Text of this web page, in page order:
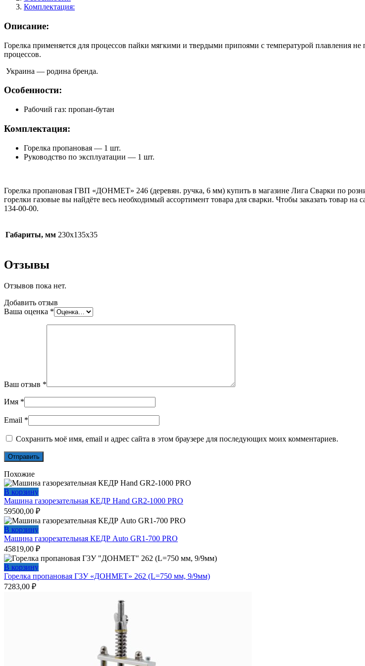
Комплектация:
Описание:
Горелка применяется для процессов пайки мягкими и твердыми припоями с температурой плавления
процессов.
Украина — родина бренда.
Особенности:
Рабочий газ: пропан-бутан
Комплектация:
Горелка пропановая — 1 шт.
Руководство по эксплуатации — 1 шт.
Горелка пропановая ГВП «ДОНМЕТ» 246 (деревян. ручка, 6 мм) купить в магазине Лига Сварки по
горелки газовые вы найдёте весь необходимый ассортимент товара для сварки. Чтобы заказать товар
134-00-00.
Габариты, мм 230х135х35
Отзывы
Отзывов пока нет.
Добавить отзыв
Ваша оценка *
Ваш отзыв *
Имя *
Email *
Сохранить моё имя, email и адрес сайта в этом браузере для последующих моих комментариев.
Похожие
В корзину
Машина газорезательная КЕДР Hand GR2-1000 PRO
59500,00 ₽
В корзину
Машина газорезательная КЕДР Auto GR1-700 PRO
45819,00 ₽
В корзину
Горелка пропановая Г3У «ДОНМЕТ» 262 (L=750 мм, 9/9мм)
7283,00 ₽